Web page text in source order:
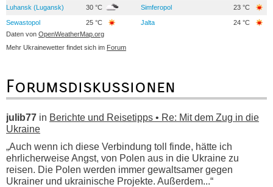
Luhansk (Lugansk) 30 °C Simferopol 23 °C
Sewastopol 25 °C Jalta
24 °C
Daten von OpenWeatherMap.org
Mehr Ukrainewetter findet sich im Forum
Forumsdiskussionen
julib77 in Berichte und Reisetipps • Re: Mit dem Zug in die
Ukraine
„Auch wenn ich diese Verbindung toll finde, hätte ich
ehrlicherweise Angst, von Polen aus in die Ukraine zu
reisen. Die Polen werden immer gewaltsamer gegen
Ukrainer und ukrainische Projekte. Außerdem...“